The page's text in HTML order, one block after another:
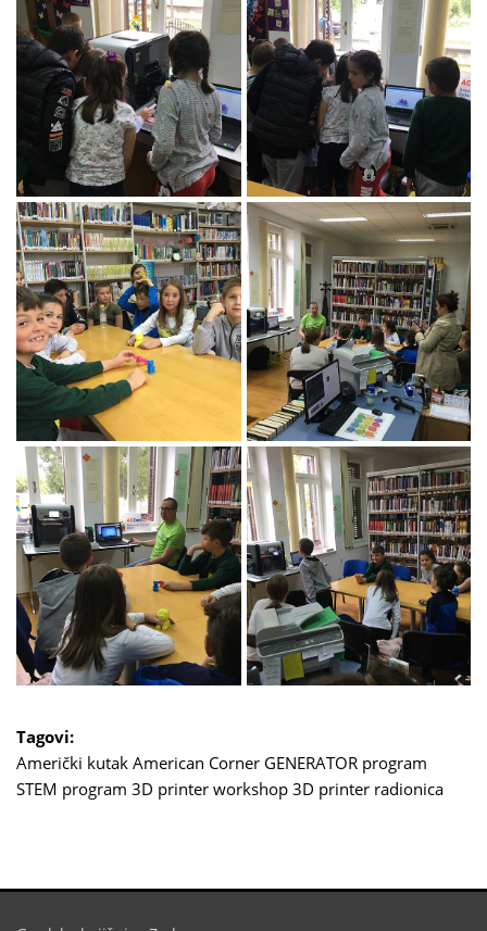
Tagovi:
Američki kutak American Corner GENERATOR program
STEM program 3D printer workshop 3D printer radionica